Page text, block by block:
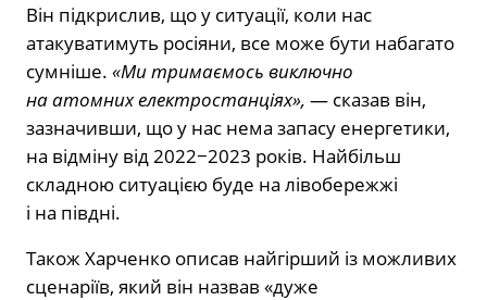
Він підкрислив, що у ситуації, коли нас
атакуватимуть росіяни, все може бути набагато
сумніше. «Ми тримаємось виключно
на атомних електростанціях», — сказав він,
зазначивши, що у нас нема запасу енергетики,
на відміну від 2022−2023 років. Найбільш
складною ситуацією буде на лівобережжі
і на півдні.
Також Харченко описав найгірший із можливих
сценаріїв, який він назвав «дуже